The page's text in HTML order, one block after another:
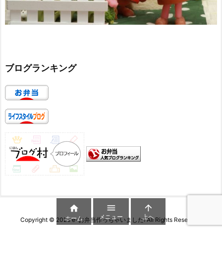
ブログランキング
Copyright © 2026 e-お弁当作っちゃいました!All Rights Reserved.

ホーム

メニュー

上へ